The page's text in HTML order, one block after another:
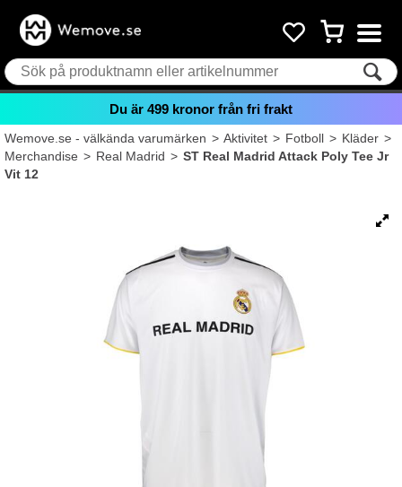
Du är 499 kronor från fri frakt
Wemove.se - välkända varumärken>Aktivitet>Fotboll>Kläder>
Merchandise>Real Madrid>ST Real Madrid Attack Poly Tee Jr
Vit 12